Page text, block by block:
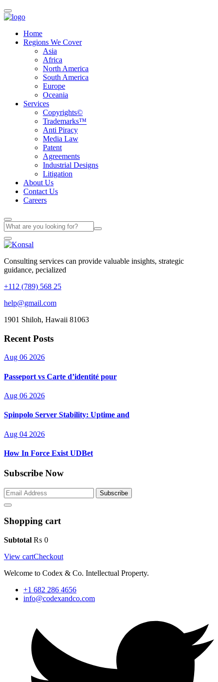
Home
Regions We Cover
Asia
Africa
North America
South America
Europe
Oceania
Services
Copyrights©
Trademarks™
Anti Piracy
Media Law
Patent
Agreements
Industrial Designs
Litigation
About Us
Contact Us
Careers
Consulting services can provide valuable insights, strategic
guidance, pecialized
+112 (789) 568 25
help@gmail.com
1901 Shiloh, Hawaii 81063
Recent Posts
Aug 06 2026
Passeport vs Carte d’identité pour
Aug 06 2026
Spinpolo Server Stability: Uptime and
Aug 04 2026
How In Force Exist UDBet
Subscribe Now
Subscribe
Shopping cart
Subtotal ₨ 0
View cartCheckout
Welcome to Codex & Co. Intellectual Property.
+1 682 286 4656
info@codexandco.com